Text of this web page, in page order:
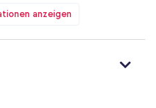
anzeigen